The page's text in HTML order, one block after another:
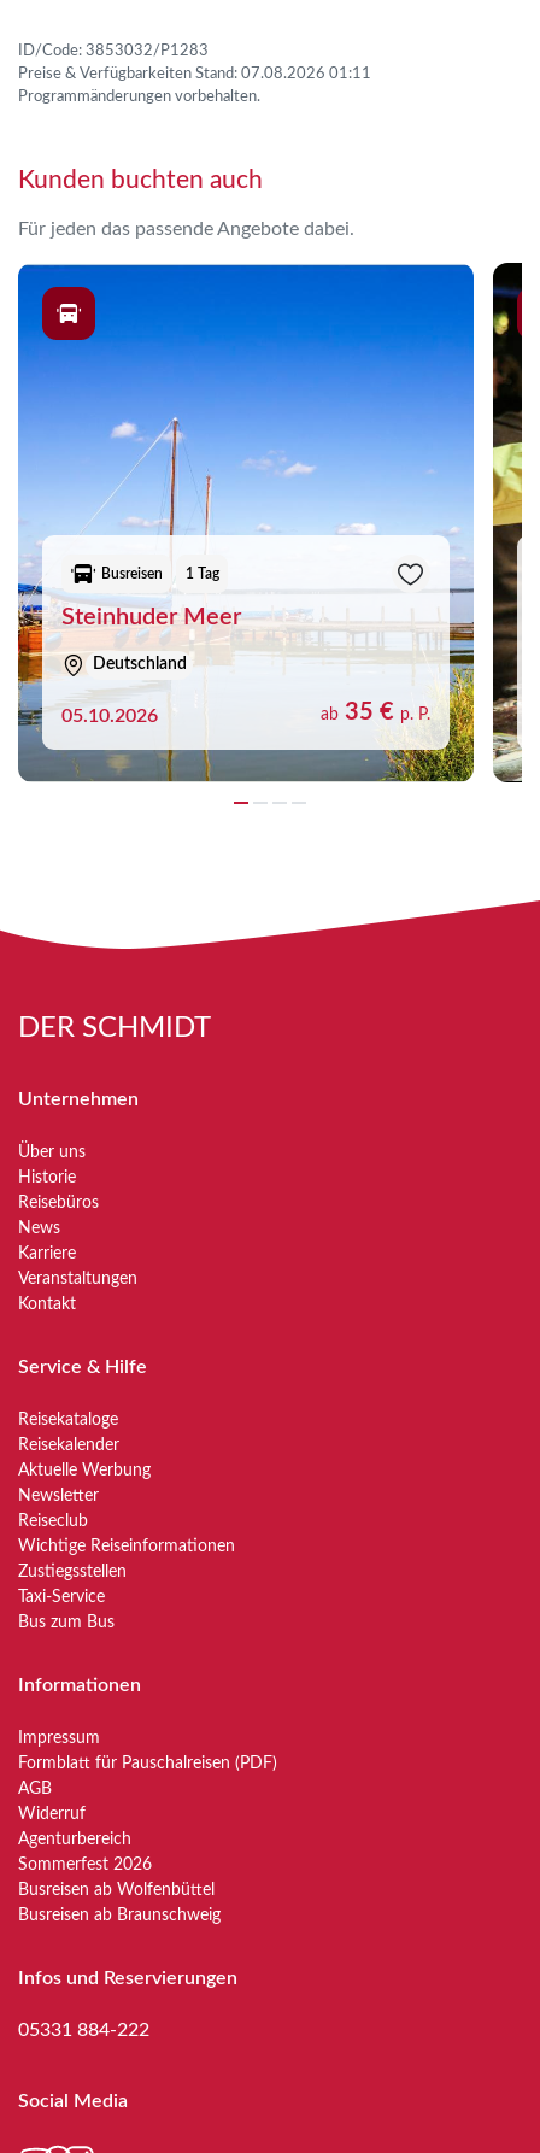
ID/Code: 3853032/P1283
Preise & Verfügbarkeiten Stand: 07.08.2026 01:11
Programmänderungen vorbehalten.
Kunden buchten auch
Für jeden das passende Angebote dabei.
Busreisen 1 Tag
Steinhuder Meer
Deutschland
05.10.2026 ab 35 € p. P.
DER SCHMIDT
Unternehmen
Über uns
Historie
Reisebüros
News
Karriere
Veranstaltungen
Kontakt
Service & Hilfe
Reisekataloge
Reisekalender
Aktuelle Werbung
Newsletter
Reiseclub
Wichtige Reiseinformationen
Zustiegsstellen
Taxi-Service
Bus zum Bus
Informationen
Impressum
Formblatt für Pauschalreisen (PDF)
AGB
Widerruf
Agenturbereich
Sommerfest 2026
Busreisen ab Wolfenbüttel
Busreisen ab Braunschweig
Infos und Reservierungen
05331 884-222
Social Media